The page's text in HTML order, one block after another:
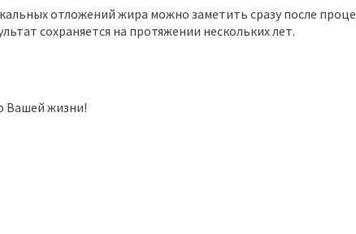
отложений жира можно заметить сразу после
сохраняется на протяжении нескольких лет.
Вашей жизни!